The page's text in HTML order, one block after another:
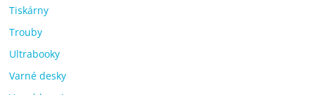
Tiskárny
Trouby
Ultrabooky
Varné desky